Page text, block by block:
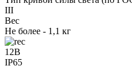
III
Вес
Не более - 1,1 кг
12В
IP65